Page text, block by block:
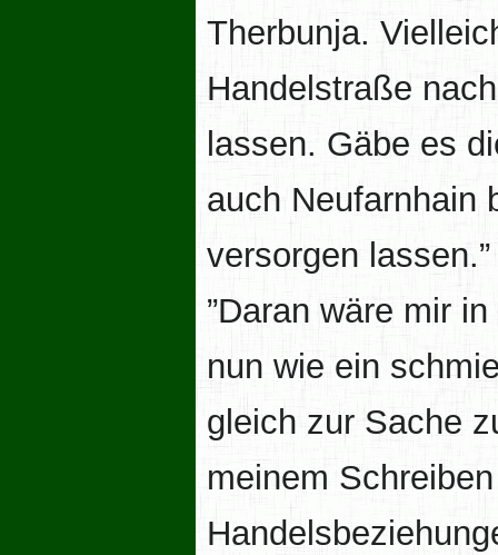
Therbunja.
Handelstraße
lassen. Gäbe es
auch Neufarnhain
versorgen lassen.”
”Daran wäre mir
nun wie ein
gleich zur Sache
meinem